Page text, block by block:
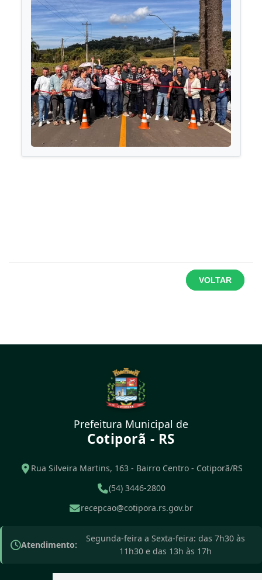
VOLTAR
Prefeitura Municipal de
Cotiporã - RS
Rua Silveira Martins, 163 - Bairro Centro - Cotiporã/RS
(54) 3446-2800
recepcao@cotipora.rs.gov.br
Atendimento:
Segunda-feira a Sexta-feira: das 7h30 às
11h30 e das 13h às 17h